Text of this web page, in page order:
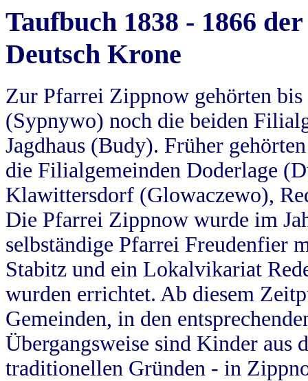
Taufbuch 1838 - 1866
Deutsch Krone
Zur Pfarrei Zippnow gehörten
(Sypnywo) noch die beiden
Jagdhaus (Budy). Früher
die Filialgemeinden Doderlage
Klawittersdorf (Glowaczewo),
Die Pfarrei Zippnow wurde im
selbständige Pfarrei Freudenfier
Stabitz und ein Lokalvikariat
wurden errichtet. Ab diesem
Gemeinden, in den
Übergangsweise sind Kinder aus
traditionellen Gründen - in